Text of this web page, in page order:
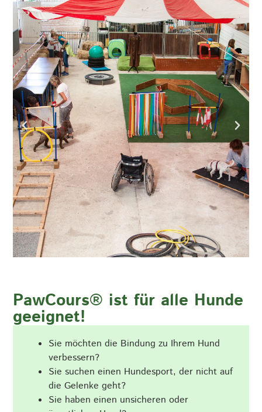
PawCours® ist für alle Hunde
geeignet!
Sie möchten die Bindung zu Ihrem Hund
verbessern?
Sie suchen einen Hundesport, der nicht auf
die Gelenke geht?
Sie haben einen unsicheren oder